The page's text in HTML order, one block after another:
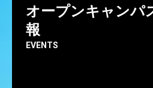
オープンキャンパ
報
EVENTS